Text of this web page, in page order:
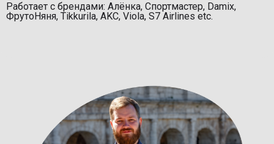
Работает с брендами: Алёнка, Спортмастер, Damix,
ФрутоНяня, Tikkurila, AKC, Viola, S7 Airlines etc.